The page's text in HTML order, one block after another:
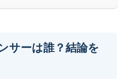
サーは誰？結論を